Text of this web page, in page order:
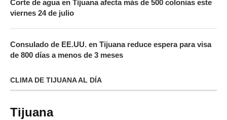
Corte de agua en Tijuana afecta más de 500 colonias este
viernes 24 de julio
Consulado de EE.UU. en Tijuana reduce espera para visa
de 800 días a menos de 3 meses
CLIMA DE TIJUANA AL DÍA
Tijuana